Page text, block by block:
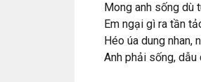
Mong anh sống dù
Em ngại gì ra tần
Héo úa dung nhan,
Anh phải sống, dẫu